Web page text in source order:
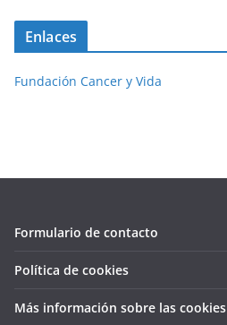
Enlaces
Fundación Cancer y Vida
Formulario de contacto
Política de cookies
Más información sobre las cookies